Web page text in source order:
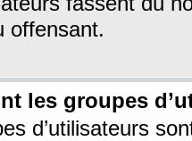
offensant.
les groupes
d’utilisateurs